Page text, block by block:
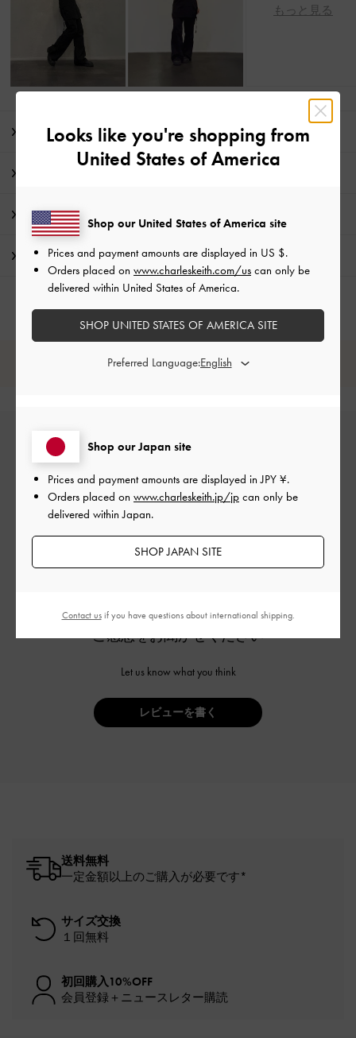
もっと見る
商品説明
特典
配送 & 返品
レビューは購入した方のみ投稿ができます。
カスタマーレビュー
ご感想をお聞かせください
Let us know what you think
レビューを書く
送料無料
一定金額以上のご購入が必要です*
サイズ交換
１回無料
初回購入10%OFF
会員登録＋ニュースレター購読
Looks like you're shopping from
United States of America
Shop our Japan site
Prices and payment amounts are displayed inJPY ¥.
Orders placed on www.charleskeith.jp/jp can only be
delivered within Japan.
SHOP JAPAN SITE
Shop our United States of America site
Prices and payment amounts are displayed in US $.
Orders placed on www.charleskeith.com/us can only be
delivered within United States of America.
SHOP UNITED STATES OF AMERICA SITE
Preferred Language:
Contact usif you have questions about international shipping.